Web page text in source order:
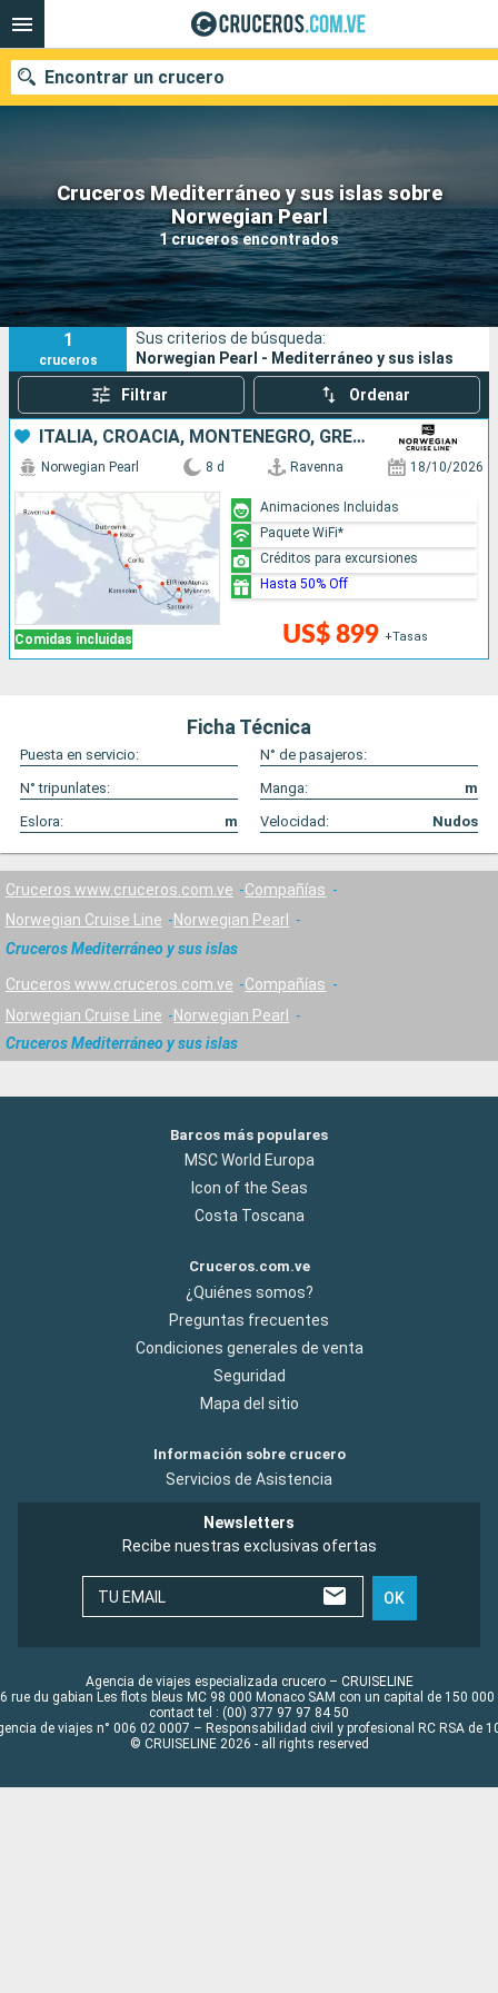
Cruceros Mediterráneo y sus islas sobre
Norwegian Pearl
1 cruceros encontrados
Encontrar un crucero
Nuestros destinos
Fecha de salida
Puertos Compañías
Buscar
1
cruceros
Sus criterios de búsqueda:
Norwegian Pearl - Mediterráneo y sus islas
Filtrar Ordenar
ITALIA, CROACIA, MONTENEGRO, GRECIA
Comidas incluidas
Norwegian Pearl 8 d Ravenna 18/10/2026
US$ 899 +Tasas
Animaciones Incluidas
Paquete WiFi*
Créditos para excursiones
Hasta 50% Off
Ficha Técnica
Puesta en servicio:
N° de pasajeros:
N° tripunlates:
Manga:
m
Eslora:
m Velocidad: Nudos
Cruceros www.cruceros.com.ve
Compañías
Norwegian Cruise Line
Norwegian Pearl
Cruceros Mediterráneo y sus islas
Cruceros www.cruceros.com.ve
Compañías
Norwegian Cruise Line
Norwegian Pearl
Cruceros Mediterráneo y sus islas
Barcos más populares
MSC World Europa
Icon of the Seas
Costa Toscana
Cruceros.com.ve
¿Quiénes somos?
Preguntas frecuentes
Condiciones generales de venta
Seguridad
Mapa del sitio
Información sobre crucero
Servicios de Asistencia
Newsletters
Recibe nuestras exclusivas ofertas
TU EMAIL OK
Agencia de viajes especializada crucero – CRUISELINE
rue du gabian Les flots bleus MC 98 000 Monaco SAM con un capital de 150 000
contact tel : (00) 377 97 97 84 50
de viajes n° 006 02 0007 – Responsabilidad civil y profesional RC RSA de
© CRUISELINE 2026 - all rights reserved